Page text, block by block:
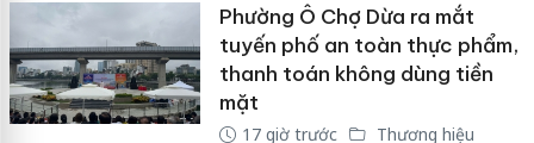
Phường Ô Chợ Dừa ra mắt
tuyến phố an toàn thực phẩm,
thanh toán không dùng tiền
mặt
17 giờ trước Thương hiệu